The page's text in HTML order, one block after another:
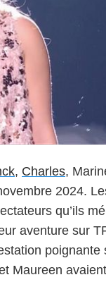
, Charles,
2024.
qu’ils
aventure sur
poignante
Maureen